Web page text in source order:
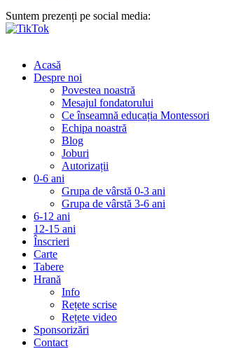
Suntem prezenți pe social media:
Acasă
Despre noi
Povestea noastră
Mesajul fondatorului
Ce înseamnă educația Montessori
Echipa noastră
Blog
Joburi
Autorizații
0-6 ani
Grupa de vârstă 0-3 ani
Grupa de vârstă 3-6 ani
6-12 ani
12-15 ani
Înscrieri
Carte
Tabere
Hrană
Info
Rețete scrise
Rețete video
Sponsorizări
Contact